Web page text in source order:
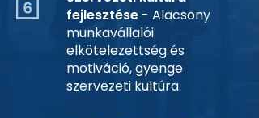
fejlesztése - Alacsony
munkavállalói
elkötelezettség és
motiváció, gyenge
szervezeti kultúra.